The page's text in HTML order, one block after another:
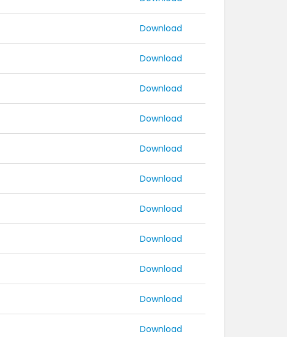
Download
Download
Download
Download
Download
Download
Download
Download
Download
Download
Download